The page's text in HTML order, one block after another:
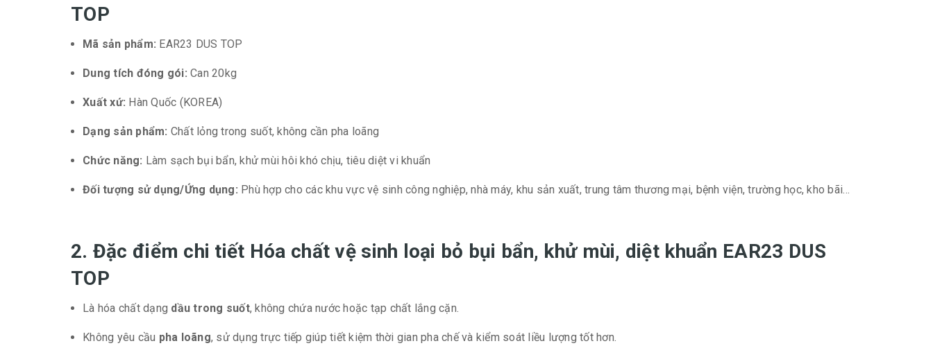
TOP
Mã sản phẩm: EAR23 DUS TOP
Dung tích đóng gói: Can 20kg
Xuất xứ: Hàn Quốc (KOREA)
Dạng sản phẩm: Chất lỏng trong suốt, không cần pha loãng
Chức năng: Làm sạch bụi bẩn, khử mùi hôi khó chịu, tiêu diệt vi khuẩn
Đối tượng sử dụng/Ứng dụng: Phù hợp cho các khu vực vệ sinh công nghiệp, nhà máy, khu sản xuất, trung tâm thương mại, bệnh viện, trường học, kho bãi…
2. Đặc điểm chi tiết Hóa chất vệ sinh loại bỏ bụi bẩn, khử mùi, diệt khuẩn EAR23 DUS
TOP
Là hóa chất dạng dầu trong suốt, không chứa nước hoặc tạp chất lắng cặn.
Không yêu cầu pha loãng, sử dụng trực tiếp giúp tiết kiệm thời gian pha chế và kiểm soát liều lượng tốt hơn.